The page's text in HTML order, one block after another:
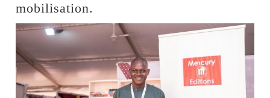
mobilisation.